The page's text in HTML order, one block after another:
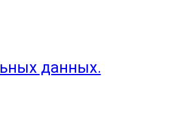
данных.